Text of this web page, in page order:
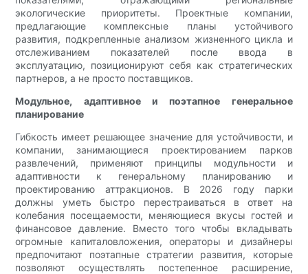
экологические приоритеты. Проектные компании,
предлагающие комплексные планы устойчивого
развития, подкрепленные анализом жизненного цикла и
отслеживанием показателей после ввода в
эксплуатацию, позиционируют себя как стратегических
партнеров, а не просто поставщиков.
Модульное, адаптивное и поэтапное генеральное
планирование
Гибкость имеет решающее значение для устойчивости, и
компании, занимающиеся проектированием парков
развлечений, применяют принципы модульности и
адаптивности к генеральному планированию и
проектированию аттракционов. В 2026 году парки
должны уметь быстро перестраиваться в ответ на
колебания посещаемости, меняющиеся вкусы гостей и
финансовое давление. Вместо того чтобы вкладывать
огромные капиталовложения, операторы и дизайнеры
предпочитают поэтапные стратегии развития, которые
позволяют осуществлять постепенное расширение,